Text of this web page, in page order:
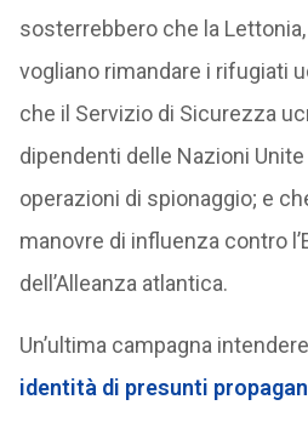
sosterrebbero che la
vogliano rimandare i rifugiati
che il Servizio di Sicurezza
dipendenti delle Nazioni
operazioni di spionaggio; e
manovre di influenza contro
dell’Alleanza atlantica.
Un’ultima campagna
identità di presunti